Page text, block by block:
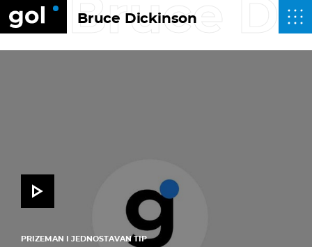
Bruce Dickinson
Bruce
PRIZEMAN I JEDNOSTAVAN TIP